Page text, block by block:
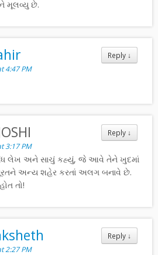
મૂલવ્યુ છે.
Reply ↓
4:47 PM
Reply ↓
3:17 PM
લેખ અને સાચું કહ્યું, જે આવે તેને ખુદમાં
અન્ય શહેર કરતાં અલગ બનાવે છે.
તો!
Reply ↓
2:27 PM